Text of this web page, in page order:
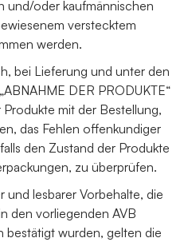
und/oder kaufmännischen
verstecktem
werden.
bei Lieferung und unter den
DER PRODUKTE“
mit der Bestellung,
das Fehlen offenkundiger
den Zustand der Produkte
zu überprüfen.
und lesbarer Vorbehalte, die
den vorliegenden AVB
wurden, gelten die